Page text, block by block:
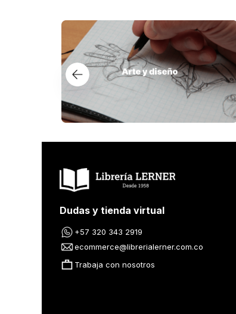
Dudas y tienda virtual
+57 320 343 2919
ecommerce@librerialerner.com.co
Trabaja con nosotros